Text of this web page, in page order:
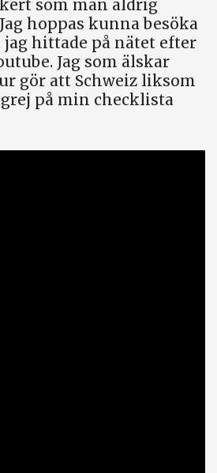
som man aldrig
hoppas kunna besöka
jag hittade på nätet efter
Jag som älskar
gör att Schweiz liksom
på min checklista